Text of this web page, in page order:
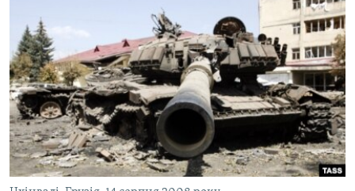
пошуку
ІНТЕРВ'Ю
ВСЕ ЗА ДЕНЬ
СПЕЦПРОЕКТИ
ДЕПОРТАЦІЯ
ВІДЕОУРОКИ «ELIFBE»
СВІДЧЕННЯ ОКУПАЦІЇ
ЯК ОБІЙТИ БЛОКУВАННЯ
Русский
Qırımtatar